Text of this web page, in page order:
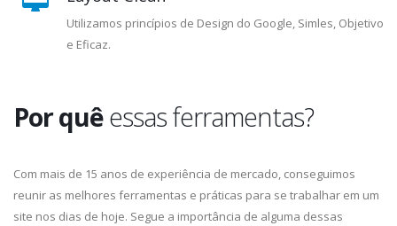
Utilizamos princípios de Design do Google, Simles, Objetivo
e Eficaz.
Por quêessas ferramentas?
Com mais de 15 anos de experiência de mercado, conseguimos
reunir as melhores ferramentas e práticas para se trabalhar em um
site nos dias de hoje. Segue a importância de alguma dessas